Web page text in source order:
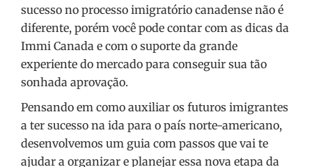
sucesso no processo imigratório canadense não é
diferente, porém você pode contar com as dicas da
Immi Canada e com o suporte da grande
experiente do mercado para conseguir sua tão
sonhada aprovação.
Pensando em como auxiliar os futuros imigrantes
a ter sucesso na ida para o país norte-americano,
desenvolvemos um guia com passos que vai te
ajudar a organizar e planejar essa nova etapa da